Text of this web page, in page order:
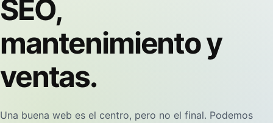
SEO,
mantenimiento y
ventas.
Una buena web es el centro, pero no el final. Podemos